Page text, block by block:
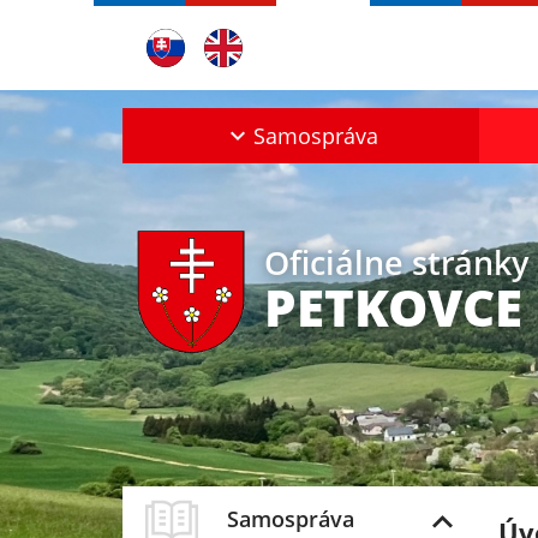
Samospráva
Oficiálne stránky
PETKOVCE
Samospráva